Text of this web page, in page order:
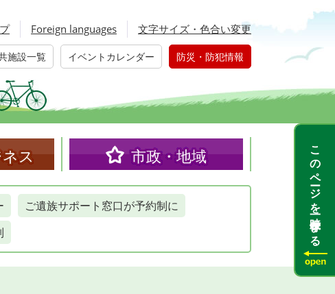
Foreign languages 文字サイズ・色合い変更
施設一覧 イベントカレンダー 防災・防犯情報
ス 市政・地域
ご遺族サポート窓口が予約制に
このページを一時保存する